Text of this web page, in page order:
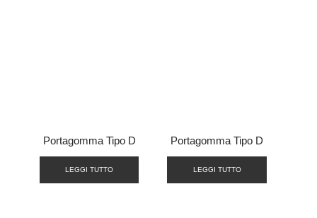
Portagomma Tipo D
LEGGI TUTTO
Portagomma Tipo D
LEGGI TUTTO